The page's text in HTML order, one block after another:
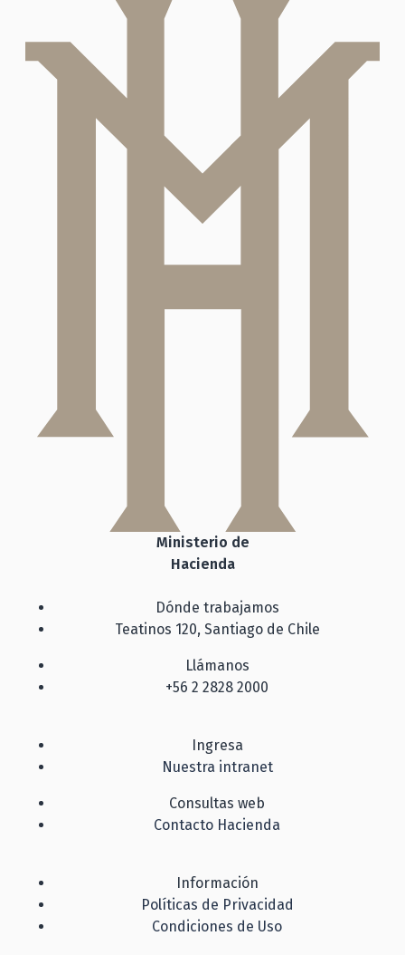
Ministerio de
Hacienda
Dónde trabajamos
Teatinos 120, Santiago de Chile
Llámanos
+56 2 2828 2000
Ingresa
Nuestra intranet
Consultas web
Contacto Hacienda
Información
Políticas de Privacidad
Condiciones de Uso